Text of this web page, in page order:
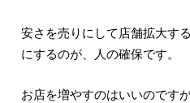
安さを売りにして店舗拡大す
にするのが、人の確保です。
お店を増やすのはいいのです